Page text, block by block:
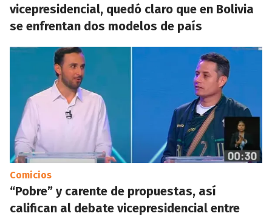
vicepresidencial, quedó claro que en Bolivia
se enfrentan dos modelos de país
Comicios
“Pobre” y carente de propuestas, así
califican al debate vicepresidencial entre